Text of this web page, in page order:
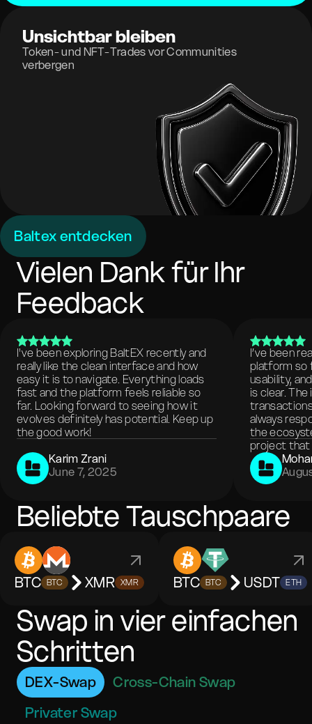
Unsichtbar bleiben
Token- und NFT-Trades vor Communities
verbergen
Baltex entdecken
Vielen Dank für Ihr
Feedback
I've been exploring BaltEX recently and
really like the clean interface and how
easy it is to navigate. Everything loads
fast and the platform feels reliable so
far. Looking forward to seeing how it
evolves definitely has potential. Keep up
the good work!
Karim Zrani
June 7, 2025
I’ve been
platform so
usability,
is clear.
always
the
project that
Beliebte Tauschpaare
BTC BTC XMR XMR BTC BTC USDT ETH
Swap in vier einfachen
Schritten
DEX-Swap
Cross-Chain Swap
Privater Swap